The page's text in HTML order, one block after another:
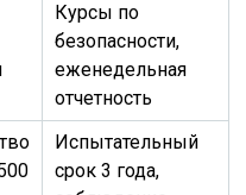
Курсы по
безопасности,
еженедельная
отчетность
Испытательный
срок 3 года,